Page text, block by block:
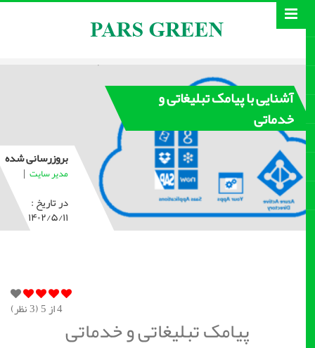
آشنایی با پیامک تبلیغاتی و
خدماتی
بروزرسانی شده
مدیر سایت |
در تاریخ :
۱۴۰۲/۵/۱۱
از 5 ( 3نظر)
پیامک تبلیغاتی و خدماتی